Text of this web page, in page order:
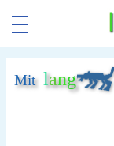
Mit lang